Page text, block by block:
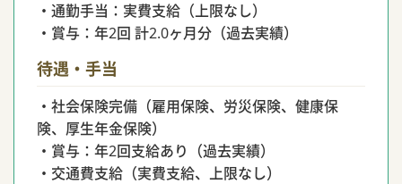
・通勤手当：実費支給（上限なし）
・賞与：年2回 計2.0ヶ月分（過去実績）
待遇・手当
・社会保険完備（雇用保険、労災保険、健康保
険、厚生年金保険）
・賞与：年2回支給あり（過去実績）
・交通費支給（実費支給、上限なし）